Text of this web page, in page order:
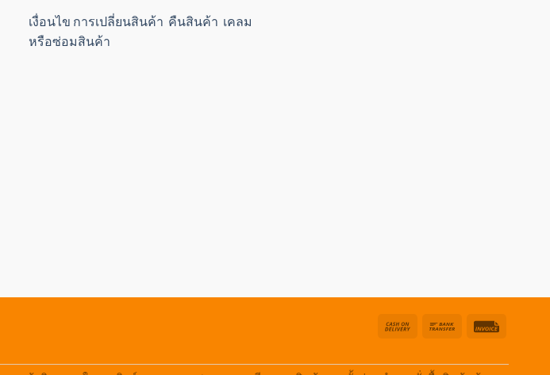
เงื่อนไข การเปลี่ยนสินค้า คืนสินค้า เคลม
หรือซ่อมสินค้า
Cash
Delivery
Bank